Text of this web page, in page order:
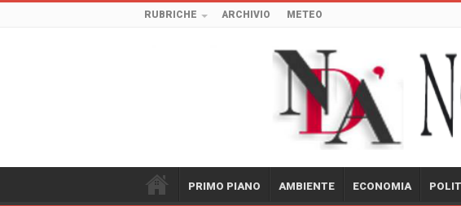
RUBRICHE ARCHIVIO METEO
PRIMO PIANO AMBIENTE ECONOMIA